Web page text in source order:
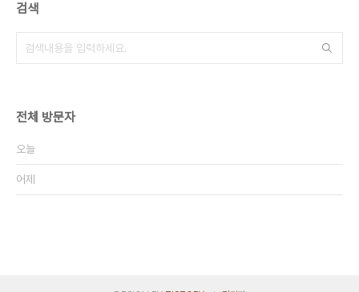
검색
전체 방문자
오늘
어제